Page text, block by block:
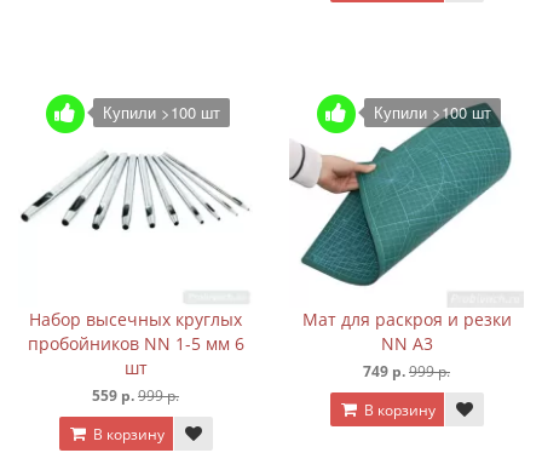
Купили >100 шт
Набор высечных круглых
пробойников NN 1-5 мм 6
шт
559 р.999 р.
В корзину
Купили >100 шт
Мат для раскроя и резки
NN А3
749 р.999 р.
В корзину